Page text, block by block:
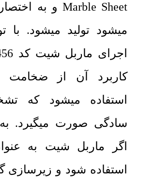
میشود تولید میشود. با
کاربرد آن از ضخامت
استفاده میشود که
سادگی صورت میگیرد.
اگر ماربل شیت به
استفاده شود و زیرسازی